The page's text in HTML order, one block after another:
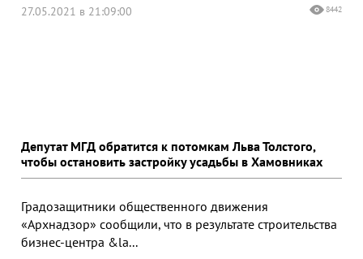
27.05.2021 в 21:09:00 8442
Депутат МГД обратится к потомкам Льва Толстого,
чтобы остановить застройку усадьбы в Хамовниках
Градозащитники общественного движения
«Архнадзор» сообщили, что в результате строительства
бизнес-центра &la...